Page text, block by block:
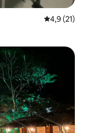
Évaluation
4,9 (21)